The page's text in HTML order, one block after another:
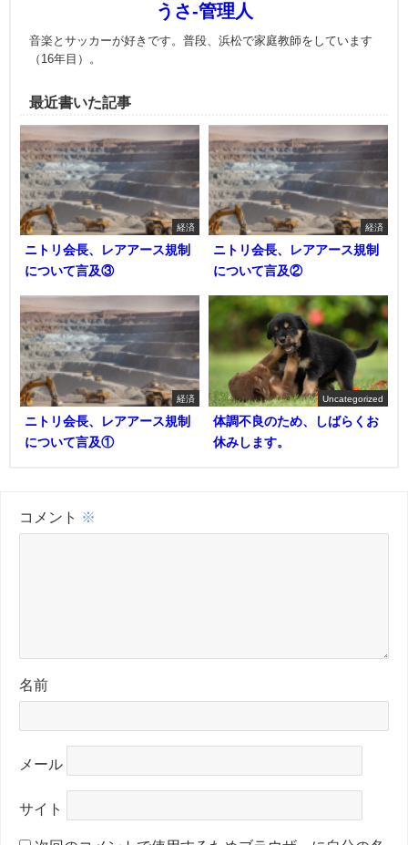
うさ-管理人
音楽とサッカーが好きです。普段、浜松で家庭教師をしています
（16年目）。
最近書いた記事
経済
ニトリ会長、レアアース規制
について言及③
経済
ニトリ会長、レアアース規制
について言及②
経済
ニトリ会長、レアアース規制
について言及①
Uncategorized
体調不良のため、しばらくお
休みします。
コメント ※
名前
メール
サイト